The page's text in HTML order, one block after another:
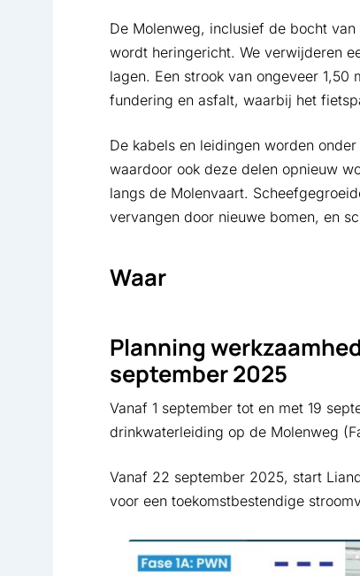
De Molenweg, inclusief de bocht
wordt heringericht. We verwijderen
lagen. Een strook van ongeveer
fundering en asfalt, waarbij het
De kabels en leidingen worden
waardoor ook deze delen opnieuw
langs de Molenvaart.
vervangen door nieuwe bomen, en
Waar
Planning
september 2025
Vanaf 1 september tot en met 19
drinkwaterleiding op de Molenweg
Vanaf 22 september 2025, start
voor een toekomstbestendige